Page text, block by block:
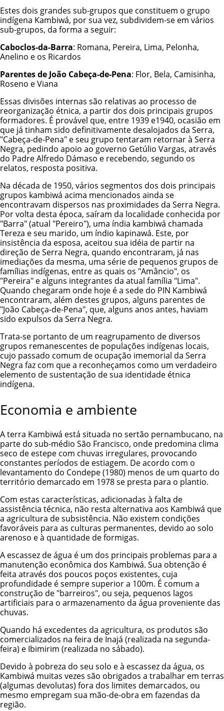
Estes dois grandes sub-grupos que constituem o grupo
indígena Kambiwá, por sua vez, subdividem-se em vários
sub-grupos, da forma a seguir:
Caboclos-da-Barra: Romana, Pereira, Lima, Pelonha,
Anelino e os Ricardos
Parentes de João Cabeça-de-Pena: Flor, Bela, Camisinha,
Roseno e Viana
Essas divisões internas são relativas ao processo de
reorganização étnica, a partir dos dois principais grupos
formadores. É provável que, entre 1939 e1940, ocasião em
que já tinham sido definitivamente desalojados da Serra,
"Cabeça-de-Pena" e seu grupo tentaram retornar à Serra
Negra, pedindo apoio ao governo Getúlio Vargas, através
do Padre Alfredo Dámaso e recebendo, segundo os
relatos, resposta positiva.
Na década de 1950, vários segmentos dos dois principais
grupos kambiwá acima mencionados ainda se
encontravam dispersos nas proximidades da Serra Negra.
Por volta desta época, saíram da localidade conhecida por
"Barra" (atual "Pereiro"), uma índia kambiwá chamada
Tereza e seu marido, um índio kapinawá. Este, por
insistência da esposa, aceitou sua idéia de partir na
direção de Serra Negra, quando encontraram, já nas
imediações da mesma, uma série de pequenos grupos de
famílias indígenas, entre as quais os "Amâncio", os
"Pereira" e alguns integrantes da atual família "Lima".
Quando chegaram onde hoje é a sede do PIN Kambiwá
encontraram, além destes grupos, alguns parentes de
"João Cabeça-de-Pena", que, alguns anos antes, haviam
sido expulsos da Serra Negra.
Trata-se portanto de um reagrupamento de diversos
grupos remanescentes de populações indígenas locais,
cujo passado comum de ocupação imemorial da Serra
Negra faz com que a reconheçamos como um verdadeiro
elemento de sustentação de sua identidade étnica
indígena.
Economia e ambiente
A terra Kambiwá está situada no sertão pernambucano, na
parte do sub-médio São Francisco, onde predomina clima
seco de estepe com chuvas irregulares, provocando
constantes períodos de estiagem. De acordo com o
levantamento do Condepe (1980) menos de um quarto do
território demarcado em 1978 se presta para o plantio.
Com estas características, adicionadas à falta de
assistência técnica, não resta alternativa aos Kambiwá que
a agricultura de subsistência. Não existem condições
favoráveis para as culturas permanentes, devido ao solo
arenoso e à quantidade de formigas.
A escassez de água é um dos principais problemas para a
manutenção econômica dos Kambiwá. Sua obtenção é
feita através dos poucos poços existentes, cuja
profundidade é sempre superior a 100m. É comum a
construção de "barreiros", ou seja, pequenos lagos
artificiais para o armazenamento da água proveniente das
chuvas.
Quando há excedentes da agricultura, os produtos são
comercializados na feira de Inajá (realizada na segunda-
feira) e Ibimirim (realizada no sábado).
Devido à pobreza do seu solo e à escassez da água, os
Kambiwá muitas vezes são obrigados a trabalhar em terras
(algumas devolutas) fora dos limites demarcados, ou
mesmo empregam sua mão-de-obra em fazendas da
região.